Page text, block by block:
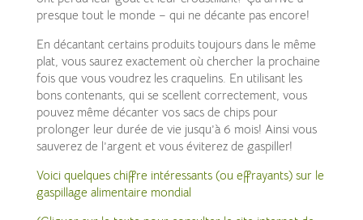
presque tout le monde – qui ne décante pas encore!
En décantant certains produits toujours dans le même
plat, vous saurez exactement où chercher la prochaine
fois que vous voudrez les craquelins. En utilisant les
bons contenants, qui se scellent correctement, vous
pouvez même décanter vos sacs de chips pour
prolonger leur durée de vie jusqu’à 6 mois! Ainsi vous
sauverez de l’argent et vous éviterez de gaspiller!
Voici quelques chiffre intéressants (ou effrayants) sur le
gaspillage alimentaire mondial